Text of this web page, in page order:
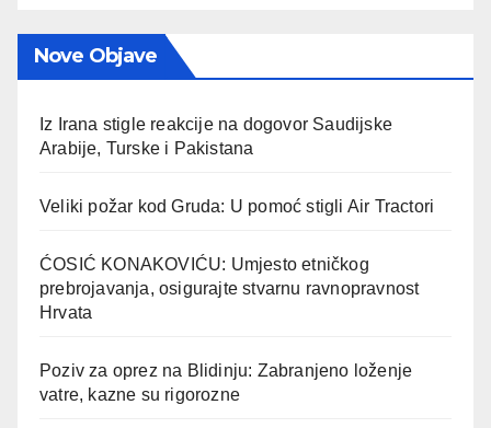
Nove Objave
Iz Irana stigle reakcije na dogovor Saudijske
Arabije, Turske i Pakistana
Veliki požar kod Gruda: U pomoć stigli Air Tractori
ĆOSIĆ KONAKOVIĆU: Umjesto etničkog
prebrojavanja, osigurajte stvarnu ravnopravnost
Hrvata
Poziv za oprez na Blidinju: Zabranjeno loženje
vatre, kazne su rigorozne